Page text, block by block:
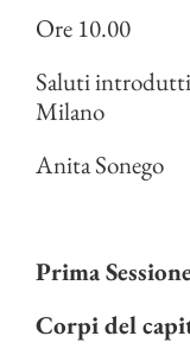
Ore 10.00
Saluti
Milano
Anita Sonego
Prima
Corpi del